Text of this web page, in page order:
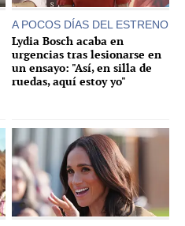
A POCOS DÍAS DEL ESTRENO
Lydia Bosch acaba en
urgencias tras lesionarse en
un ensayo: "Así, en silla de
ruedas, aquí estoy yo"